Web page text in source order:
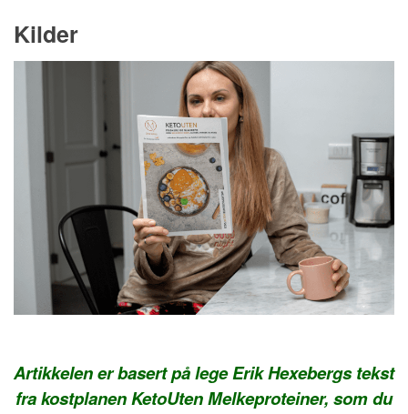
Kilder
Artikkelen er basert på lege Erik Hexebergs tekst
fra kostplanen KetoUten Melkeproteiner, som du